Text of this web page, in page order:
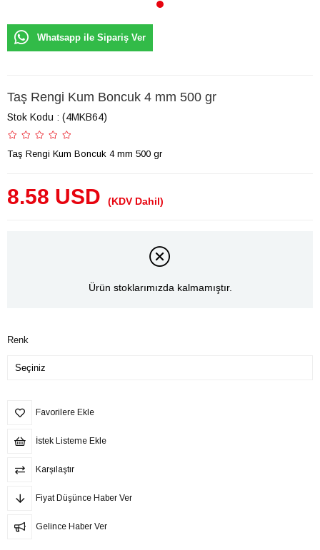
Whatsapp ile Sipariş Ver
Taş Rengi Kum Boncuk 4 mm 500 gr
Stok Kodu (4MKB64)
Taş Rengi Kum Boncuk 4 mm 500 gr
8.58 USD (KDV Dahil)
Ürün stoklarımızda kalmamıştır.
Renk
Favorilere Ekle
İstek Listeme Ekle
Karşılaştır
Fiyat Düşünce Haber Ver
Gelince Haber Ver